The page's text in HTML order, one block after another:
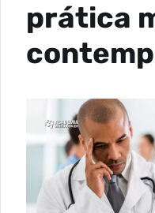
prática